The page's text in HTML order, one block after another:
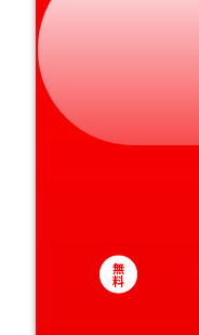
無
料